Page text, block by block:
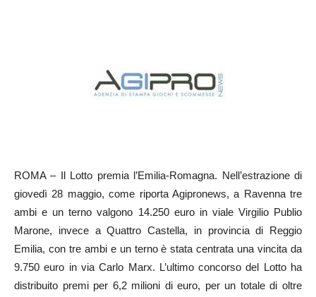
ROMA – Il Lotto premia l’Emilia-Romagna. Nell’estrazione di
giovedì 28 maggio, come riporta Agipronews, a Ravenna tre
ambi e un terno valgono 14.250 euro in viale Virgilio Publio
Marone, invece a Quattro Castella, in provincia di Reggio
Emilia, con tre ambi e un terno è stata centrata una vincita da
9.750 euro in via Carlo Marx. L’ultimo concorso del Lotto ha
distribuito premi per 6,2 milioni di euro, per un totale di oltre